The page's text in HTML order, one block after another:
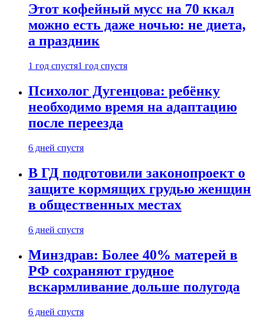
Этот кофейный мусс на 70 ккал
можно есть даже ночью: не диета,
а праздник
1 год спустя1 год спустя
Психолог Дугенцова: ребёнку
необходимо время на адаптацию
после переезда
6 дней спустя
В ГД подготовили законопроект о
защите кормящих грудью женщин
в общественных местах
6 дней спустя
Минздрав: Более 40% матерей в
РФ сохраняют грудное
вскармливание дольше полугода
6 дней спустя